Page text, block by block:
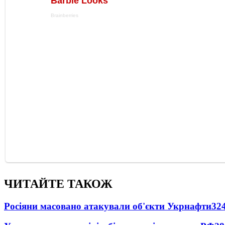
ЧИТАЙТЕ ТАКОЖ
Росіяни масовано атакували об'єкти Укрнафти